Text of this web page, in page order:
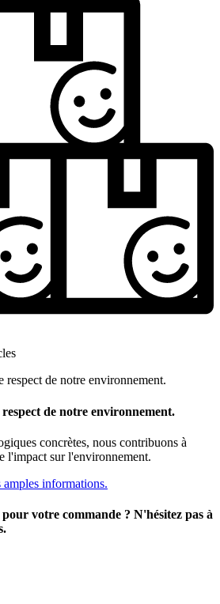
de notre environnement.
concrètes, nous contribuons à
l'impact sur l'environnement.
informations.
votre commande ? N'hésitez pas à